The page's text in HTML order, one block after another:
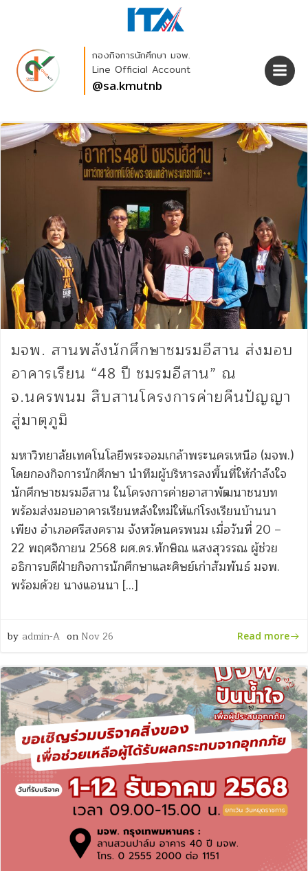
Skip
to
กองกิจการนักศึกษา มจพ.
Line Official Account
@sa.kmutnb
มจพ. สานพลังนักศึกษาชมรมอีสาน ส่งมอบ
อาคารเรียน “48 ปี ชมรมอีสาน” ณ
จ.นครพนม สืบสานโครงการค่ายคืนปัญญา
สู่มาตุภูมิ
มหาวิทยาลัยเทคโนโลยีพระจอมเกล้าพระนครเหนือ (มจพ.)
โดยกองกิจการนักศึกษา นำทีมผู้บริหารลงพื้นที่ให้กำลังใจ
นักศึกษาชมรมอีสาน ในโครงการค่ายอาสาพัฒนาชนบท
พร้อมส่งมอบอาคารเรียนหลังใหม่ให้แก่โรงเรียนบ้านนา
เพียง อำเภอศรีสงคราม จังหวัดนครพนม เมื่อวันที่ 20 –
22 พฤศจิกายน 2568 ผศ.ดร.ทักษิณ แสงสุวรรณ ผู้ช่วย
อธิการบดีฝ่ายกิจการนักศึกษาและศิษย์เก่าสัมพันธ์ มจพ.
พร้อมด้วย นางแอนนา […]
by admin-A on Nov 26 Read more